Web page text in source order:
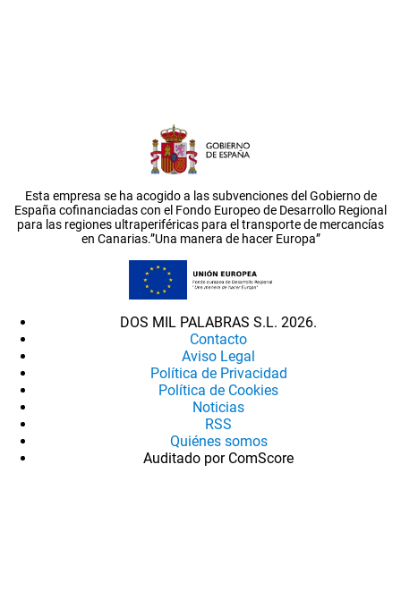
Esta empresa se ha acogido a las subvenciones del Gobierno de
España cofinanciadas con el Fondo Europeo de Desarrollo Regional
para las regiones ultraperiféricas para el transporte de mercancías
en Canarias.”Una manera de hacer Europa”
DOS MIL PALABRAS S.L. 2026.
Contacto
Aviso Legal
Política de Privacidad
Política de Cookies
Noticias
RSS
Quiénes somos
Auditado por ComScore